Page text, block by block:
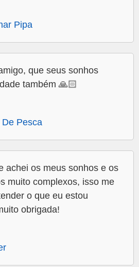
Pipa
que seus sonhos
também 🙏🏻
Pesca
achei os meus sonhos e os
muito complexos, isso me
o que eu estou
obrigada!